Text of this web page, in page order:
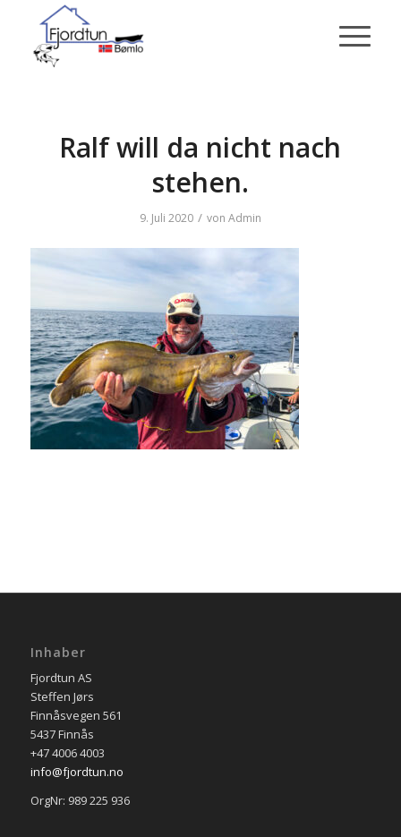
Ralf will da nicht nach
stehen.
9. Juli 2020 / von Admin
Inhaber
Fjordtun AS
Steffen Jørs
Finnåsvegen 561
5437 Finnås
+47 4006 4003
info@fjordtun.no
OrgNr: 989 225 936